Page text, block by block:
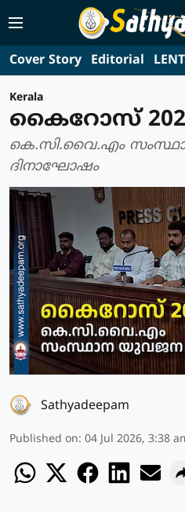
Cover Story Editorial LENT
Kerala
കൈറോസ്
കെ.സി.വൈ.എം
ദിനാഘോഷം
Sathyadeepam
Published on: 04 Jul 2026, 3:38